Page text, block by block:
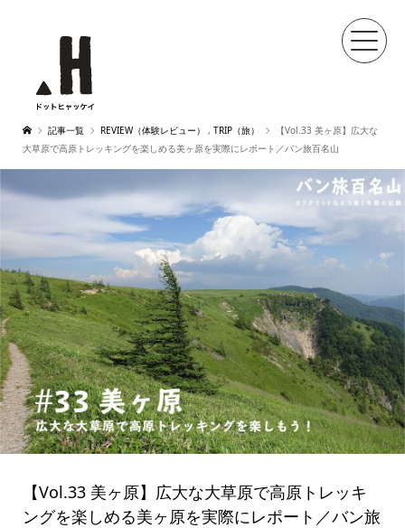
記事一覧 REVIEW（体験レビュー） , TRIP（旅）
【Vol.33 美ヶ原】広大な
大草原で高原トレッキングを楽しめる美ヶ原を実際にレポート／バン旅百名山
【Vol.33 美ヶ原】広大な大草原で高原トレッキ
ングを楽しめる美ヶ原を実際にレポート／バン旅